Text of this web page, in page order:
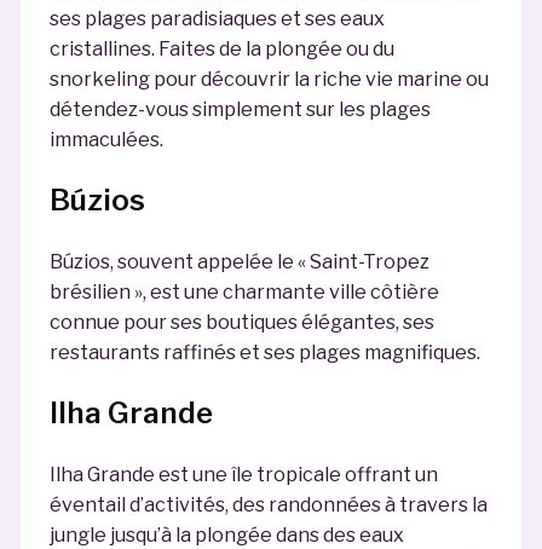
ses plages paradisiaques et ses eaux
cristallines. Faites de la plongée ou du
snorkeling pour découvrir la riche vie marine ou
détendez-vous simplement sur les plages
immaculées.
Búzios
Búzios, souvent appelée le « Saint-Tropez
brésilien », est une charmante ville côtière
connue pour ses boutiques élégantes, ses
restaurants raffinés et ses plages magnifiques.
Ilha Grande
Ilha Grande est une île tropicale offrant un
éventail d’activités, des randonnées à travers la
jungle jusqu’à la plongée dans des eaux